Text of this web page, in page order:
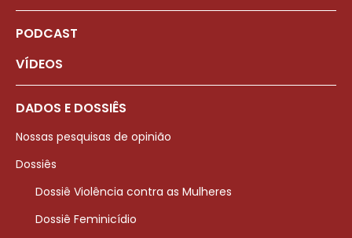
PODCAST
VÍDEOS
DADOS E DOSSIÊS
Nossas pesquisas de opinião
Dossiês
Dossiê Violência contra as Mulheres
Dossiê Feminicídio